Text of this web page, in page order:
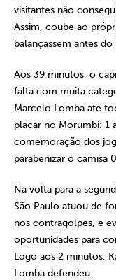
visitantes não
Assim, coube ao
balançassem antes
Aos 39 minutos, o
falta com muita
Marcelo Lomba até
placar no Morumbi: 1
comemoração dos
parabenizar o camisa
Na volta para a
São Paulo atuou de
nos contragolpes, e
oportunidades para
Logo aos 2 minutos,
Lomba defendeu.